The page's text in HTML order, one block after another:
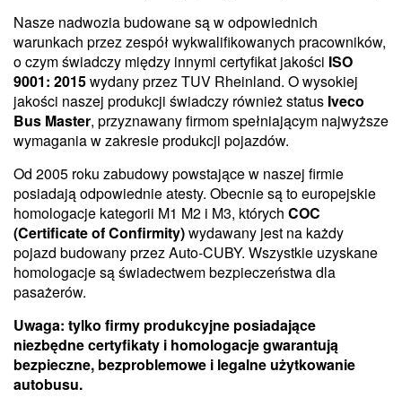
Nasze nadwozia budowane są w odpowiednich
warunkach przez zespół wykwalifikowanych pracowników,
o czym świadczy między innymi certyfikat jakości ISO
9001: 2015wydany przez TUV Rheinland. O wysokiej
jakości naszej produkcji świadczy również status Iveco
Bus Master, przyznawany firmom spełniającym najwyższe
wymagania w zakresie produkcji pojazdów.
Od 2005 roku zabudowy powstające w naszej firmie
posiadają odpowiednie atesty. Obecnie są to europejskie
homologacje kategorii M1 M2 i M3, których COC
(Certificate of Confirmity)wydawany jest na każdy
pojazd budowany przez Auto-CUBY. Wszystkie uzyskane
homologacje są świadectwem bezpieczeństwa dla
pasażerów.
Uwaga: tylko firmy produkcyjne posiadające
niezbędne certyfikaty i homologacje gwarantują
bezpieczne, bezproblemowe i legalne użytkowanie
autobusu.